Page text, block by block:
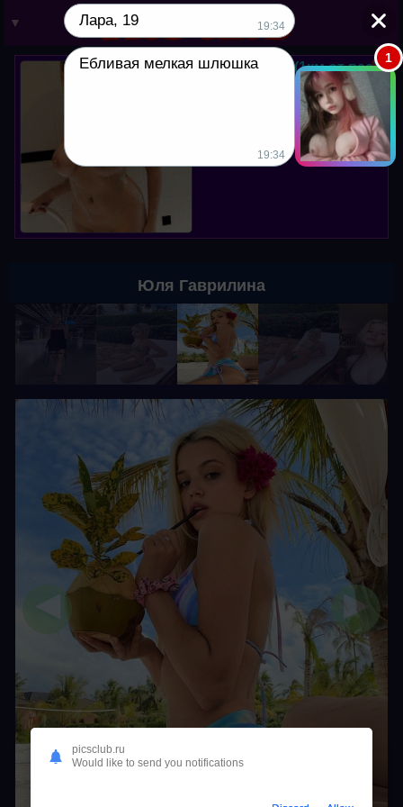
▼
Юля, 38 лет. (1км от вас)
Мой вотсапп в профиле. Хочу
куни, пишите!
Юля Гаврилина
▶
Лара, 19 19:34
Ебливая мелкая шлюшка
19:34
1
picsclub.ru
Would like to send you notifications